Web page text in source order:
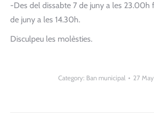
-Des del dissabte 7 de juny a les 23.00h
de juny a les 14.30h.
Disculpeu les molèsties.
Category: Ban municipal 27